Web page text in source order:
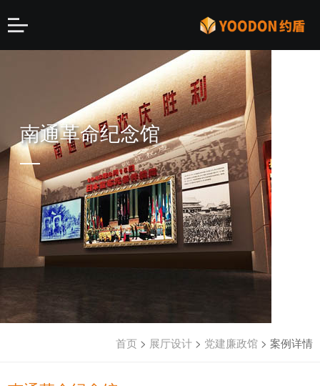
南通革命纪念馆
首页 > 展厅设计> 党建廉政馆> 案例详情